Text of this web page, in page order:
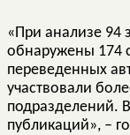
«При анализе 94
обнаружены 174
переведенных
участвовали
подразделений.
публикаций», –